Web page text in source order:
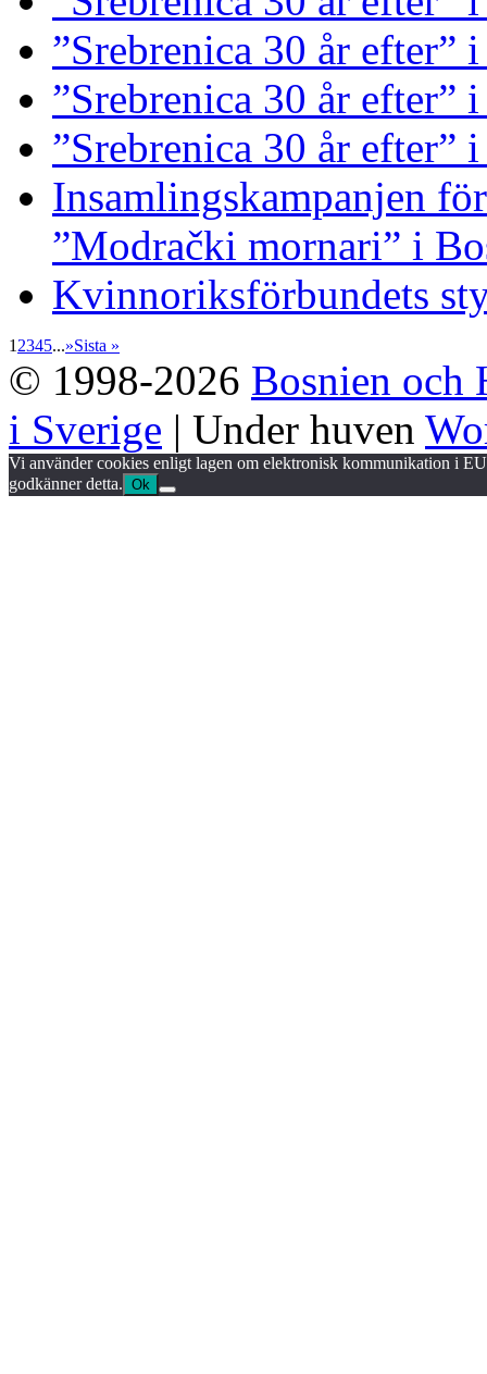
”Srebrenica 30 år efter”
”Srebrenica 30 år efter”
”Srebrenica 30 år efter”
Insamlingskampanjen
”Modrački mornari” i
Kvinnoriksförbundets
1 2345...»Sista »
© 1998-2026 Bosnien och
i Sverige | Under huven
Vi använder cookies enligt lagen om elektronisk kommunikation i
godkänner detta. Ok